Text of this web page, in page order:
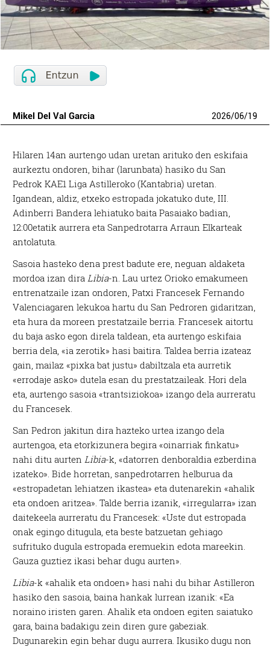
Mikel Del Val Garcia 2026/06/19
Hilaren 14an aurtengo udan uretan arituko den eskifaia
aurkeztu ondoren, bihar (larunbata) hasiko du San
Pedrok KAE1 Liga Astilleroko (Kantabria) uretan.
Igandean, aldiz, etxeko estropada jokatuko dute, III.
Adinberri Bandera lehiatuko baita Pasaiako badian,
12:00etatik aurrera eta Sanpedrotarra Arraun Elkarteak
antolatuta.
Sasoia hasteko dena prest badute ere, neguan aldaketa
mordoa izan diraLibia-n. Lau urtez Orioko emakumeen
entrenatzaile izan ondoren, Patxi Francesek Fernando
Valenciagaren lekukoa hartu du San Pedroren gidaritzan,
eta hura da moreen prestatzaile berria. Francesek aitortu
du baja asko egon direla taldean, eta aurtengo eskifaia
berria dela, «ia zerotik» hasi baitira. Taldea berria izateaz
gain, mailaz «pixka bat justu» dabiltzala eta aurretik
«errodaje asko» dutela esan du prestatzaileak. Hori dela
eta, aurtengo sasoia «trantsiziokoa» izango dela aurreratu
du Francesek.
San Pedron jakitun dira hazteko urtea izango dela
aurtengoa, eta etorkizunera begira «oinarriak finkatu»
nahi ditu aurtenLibia-k, «datorren denboraldia ezberdina
izateko». Bide horretan, sanpedrotarren helburua da
«estropadetan lehiatzen ikastea» eta dutenarekin «ahalik
eta ondoen aritzea». Talde berria izanik, «irregularra» izan
daitekeela aurreratu du Francesek: «Uste dut estropada
onak egingo ditugula, eta beste batzuetan gehiago
sufrituko dugula estropada eremuekin edota mareekin.
Gauza guztiez ikasi behar dugu aurten».
Libia-k «ahalik eta ondoen» hasi nahi du bihar Astilleron
hasiko den sasoia, baina hankak lurrean izanik: «Ea
noraino iristen garen. Ahalik eta ondoen egiten saiatuko
gara, baina badakigu zein diren gure gabeziak.
Dugunarekin egin behar dugu aurrera. Ikusiko dugu non